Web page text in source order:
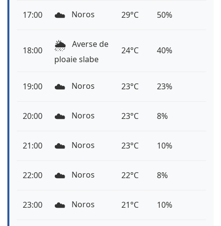
17:00 ☁️ Noros 29°C 50%
18:00 🌦️ Averse de
ploaie slabe
24°C 40%
19:00 ☁️ Noros 23°C 23%
20:00 ☁️ Noros 23°C 8%
21:00 ☁️ Noros 23°C 10%
22:00 ☁️ Noros 22°C 8%
23:00 ☁️ Noros 21°C 10%